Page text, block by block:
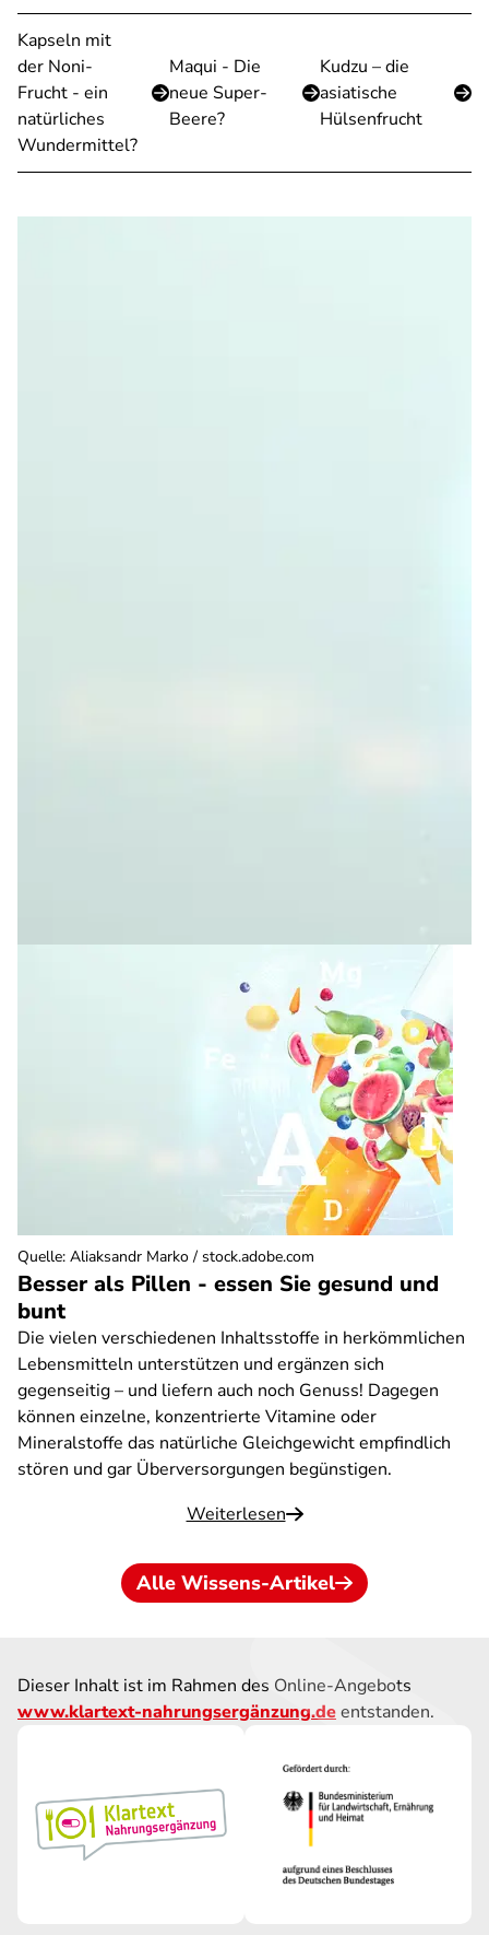
Kapseln mit
der Noni-
Frucht - ein
natürliches
Wundermittel?
Maqui - Die
neue Super-
Beere?
Kudzu – die
asiatische
Hülsenfrucht
Besser als Pillen - essen Sie gesund und
bunt
Die vielen verschiedenen Inhaltsstoffe in herkömmlichen
Lebensmitteln unterstützen und ergänzen sich
gegenseitig – und liefern auch noch Genuss! Dagegen
können einzelne, konzentrierte Vitamine oder
Mineralstoffe das natürliche Gleichgewicht empfindlich
stören und gar Überversorgungen begünstigen.
Weiterlesen
Quelle: Aliaksandr Marko / stock.adobe.com
Alle Wissens-Artikel
Dieser Inhalt ist im Rahmen des Online-Angebots
www.klartext-nahrungsergänzung.deentstanden.